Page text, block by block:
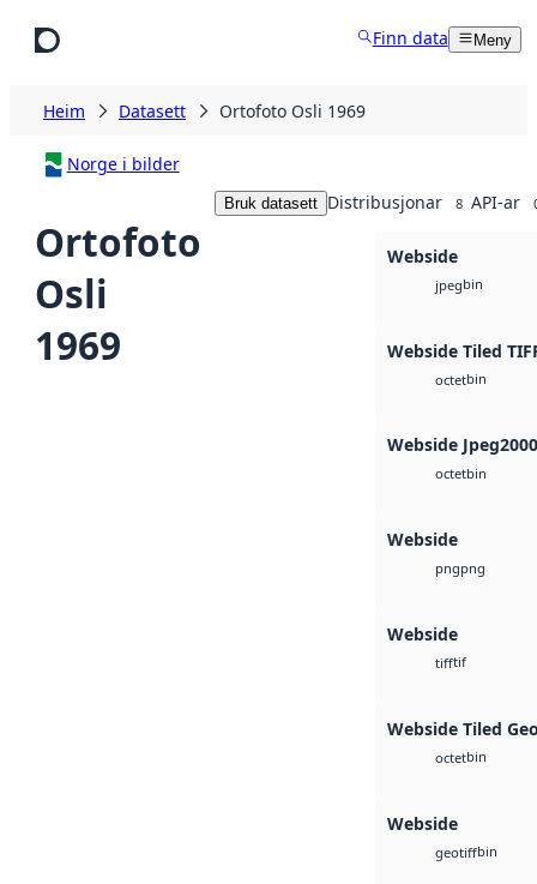
Finn data Meny
Heim Datasett Ortofoto Osli 1969
Norge i bilder
Ortofoto
Osli
1969
Bruk datasett Distribusjonar 8 API-ar
Webside
jpegbin
Webside Tiled
octetbin
Webside Jpeg2000
octetbin
Webside
pngpng
Webside
tifftif
Webside Tiled
octetbin
Webside
geotiffbin